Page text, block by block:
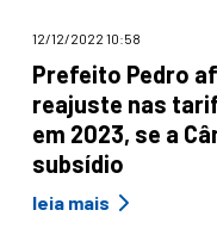
12/12/2022 10:58
Prefeito Pedro
reajuste nas
em 2023, se a
subsídio
leia mais